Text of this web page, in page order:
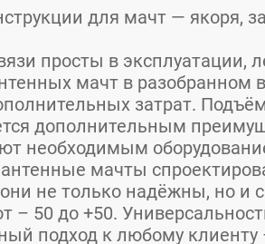
для мачт — якоря,
просты в эксплуатации,
мачт в разобранном
затрат.
дополнительным
необходимым
мачты
не только надёжны, но и
– 50 до +50.
подход к любому клиенту